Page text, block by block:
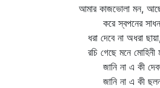
আমার কাজভোলা মন, আছে
করে স্বপনের
ধরা দেবে না অধরা ছায়া,
রচি গেছে মনে মোহিনী
জানি না এ কী দেবতারি
জানি না এ কী